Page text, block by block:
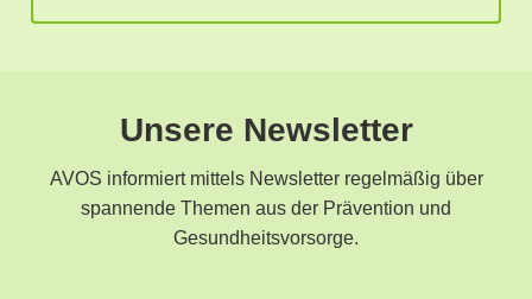
Unsere Newsletter
AVOS informiert mittels Newsletter regelmäßig über
spannende Themen aus der Prävention und
Gesundheitsvorsorge.